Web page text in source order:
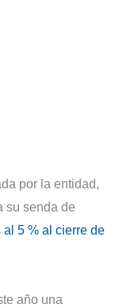
por la entidad,
su senda de
al 5 % al cierre de
año una